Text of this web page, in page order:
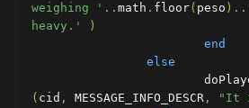
weighing ' .. math . floor( peso )..
heavy.'
)
end
else
( cid , MESSAGE_INFO_DESCR , "It